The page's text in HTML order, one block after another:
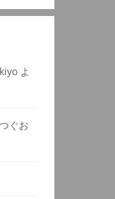
kiyo よ
つぐお